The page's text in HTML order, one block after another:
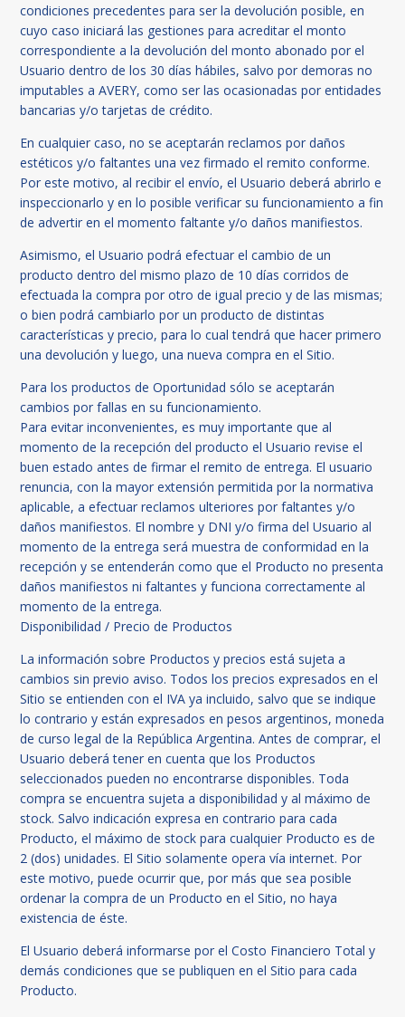
condiciones precedentes para ser la devolución posible, en
cuyo caso iniciará las gestiones para acreditar el monto
correspondiente a la devolución del monto abonado por el
Usuario dentro de los 30 días hábiles, salvo por demoras no
imputables a AVERY, como ser las ocasionadas por entidades
bancarias y/o tarjetas de crédito.
En cualquier caso, no se aceptarán reclamos por daños
estéticos y/o faltantes una vez firmado el remito conforme.
Por este motivo, al recibir el envío, el Usuario deberá abrirlo e
inspeccionarlo y en lo posible verificar su funcionamiento a fin
de advertir en el momento faltante y/o daños manifiestos.
Asimismo, el Usuario podrá efectuar el cambio de un
producto dentro del mismo plazo de 10 días corridos de
efectuada la compra por otro de igual precio y de las mismas;
o bien podrá cambiarlo por un producto de distintas
características y precio, para lo cual tendrá que hacer primero
una devolución y luego, una nueva compra en el Sitio.
Para los productos de Oportunidad sólo se aceptarán
cambios por fallas en su funcionamiento.
Para evitar inconvenientes, es muy importante que al
momento de la recepción del producto el Usuario revise el
buen estado antes de firmar el remito de entrega. El usuario
renuncia, con la mayor extensión permitida por la normativa
aplicable, a efectuar reclamos ulteriores por faltantes y/o
daños manifiestos. El nombre y DNI y/o firma del Usuario al
momento de la entrega será muestra de conformidad en la
recepción y se entenderán como que el Producto no presenta
daños manifiestos ni faltantes y funciona correctamente al
momento de la entrega.
Disponibilidad / Precio de Productos
La información sobre Productos y precios está sujeta a
cambios sin previo aviso. Todos los precios expresados en el
Sitio se entienden con el IVA ya incluido, salvo que se indique
lo contrario y están expresados en pesos argentinos, moneda
de curso legal de la República Argentina. Antes de comprar, el
Usuario deberá tener en cuenta que los Productos
seleccionados pueden no encontrarse disponibles. Toda
compra se encuentra sujeta a disponibilidad y al máximo de
stock. Salvo indicación expresa en contrario para cada
Producto, el máximo de stock para cualquier Producto es de
2 (dos) unidades. El Sitio solamente opera vía internet. Por
este motivo, puede ocurrir que, por más que sea posible
ordenar la compra de un Producto en el Sitio, no haya
existencia de éste.
El Usuario deberá informarse por el Costo Financiero Total y
demás condiciones que se publiquen en el Sitio para cada
Producto.